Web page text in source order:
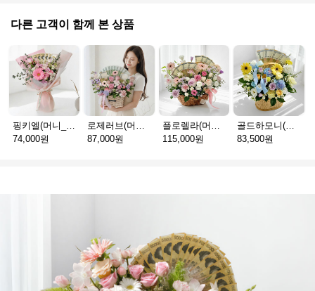
다른 고객이 함께 본 상품
74,000원
87,000원
115,000원
83,500원